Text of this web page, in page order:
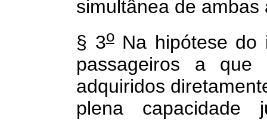
simultânea de ambas
§ 3oNa hipótese do
passageiros a
adquiridos
plena